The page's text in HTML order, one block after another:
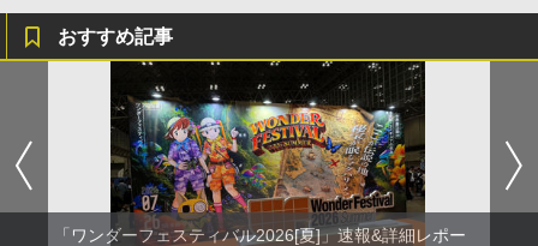
おすすめ記事
「ワンダーフェスティバル2026[夏]」速報&詳細レポー